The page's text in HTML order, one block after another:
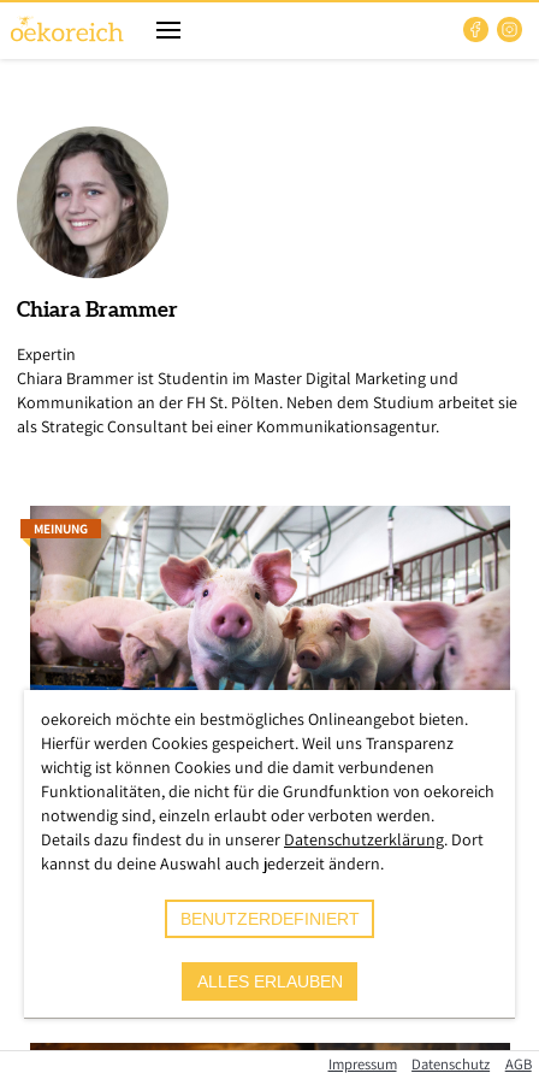
Chiara Brammer
Expertin
Chiara Brammer ist Studentin im Master Digital Marketing und
Kommunikation an der FH St. Pölten. Neben dem Studium arbeitet sie
als Strategic Consultant bei einer Kommunikationsagentur.
MEINUNG
Exklusiv: Neue Tierwohlskala
könnte Konsumverhalten massiv
Chiara Brammer
verständlichen Tierwohlskala.
Impressum Datenschutz AGB
oekoreich möchte ein bestmögliches Onlineangebot bieten.
Hierfür werden Cookies gespeichert. Weil uns Transparenz
wichtig ist können Cookies und die damit verbundenen
Funktionalitäten, die nicht für die Grundfunktion von oekoreich
notwendig sind, einzeln erlaubt oder verboten werden.
Details dazu findest du in unserer Datenschutzerklärung. Dort
kannst du deine Auswahl auch jederzeit ändern.
BENUTZERDEFINIERT
ALLES ERLAUBEN